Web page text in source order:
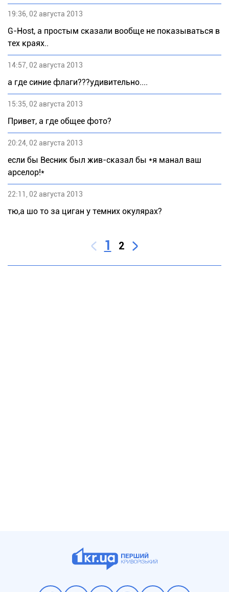
19:36, 02 августа 2013
G-Host, а простым сказали вообще не показываться в
тех краях..
14:57, 02 августа 2013
а где синие флаги???удивительно....
15:35, 02 августа 2013
Привет, а где общее фото?
20:24, 02 августа 2013
если бы Весник был жив-сказал бы *я манал ваш
арселор!*
22:11, 02 августа 2013
тю,а шо то за циган у темних окулярах?
1 2